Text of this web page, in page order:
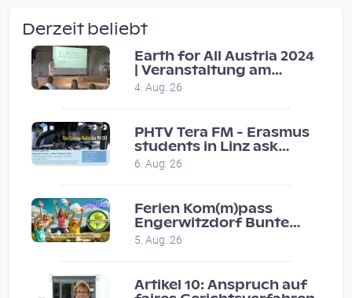
Vor 2 weeks 3 days
Coole Sendung, tolle…
Vor 1 month 2 weeks
Eure Show war super :-)…
Vor 1 month 2 weeks
Derzeit beliebt
Earth for All Austria 2024
| Veranstaltung am
8.7.2024
4. Aug. 26
PHTV Tera FM - Erasmus
students in Linz ask
people on road for
recommendations
6. Aug. 26
Ferien Kom(m)pass
Engerwitzdorf Bunte
Hundestunde
5. Aug. 26
Artikel 10: Anspruch auf